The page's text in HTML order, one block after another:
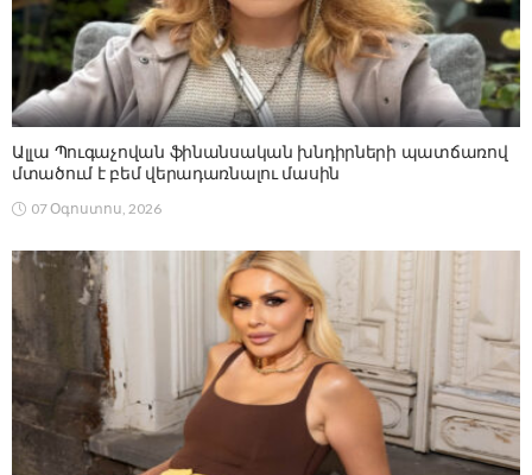
Ալլա Պուգաչովան ֆինանսական խնդիրների պատճառով
մտածում է բեմ վերադառնալու մասին
07 Օգոստոս, 2026